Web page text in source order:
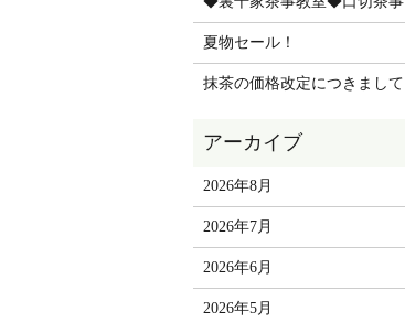
夏物セール！
抹茶の価格改定につきまして
2026年8月
2026年7月
2026年6月
2026年5月